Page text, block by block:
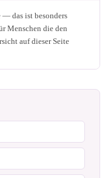
— das ist besonders
Menschen die den
auf dieser Seite